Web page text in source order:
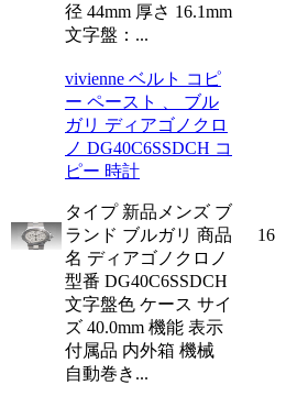
径 44mm 厚さ 16.1mm
文字盤：...
vivienne ベルト コピ
ー ペースト 、 ブル
ガリ ディアゴノクロ
ノ DG40C6SSDCH コ
ピー 時計
タイプ 新品メンズ ブ
ランド ブルガリ 商品
名 ディアゴノクロノ
型番 DG40C6SSDCH
文字盤色 ケース サイ
ズ 40.0mm 機能 表示
付属品 内外箱 機械
自動巻き...
16